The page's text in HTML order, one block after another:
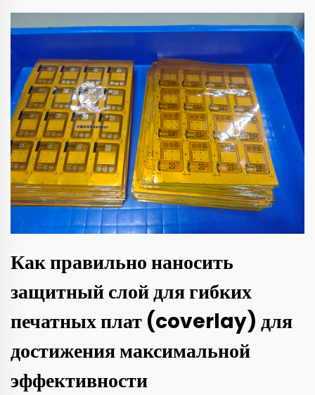
Как правильно наносить
защитный слой для гибких
печатных плат (coverlay) для
достижения максимальной
эффективности